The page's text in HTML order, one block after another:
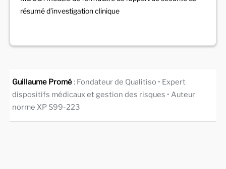
résumé d’investigation clinique
Guillaume Promé: Fondateur de Qualitiso • Expert
dispositifs médicaux et gestion des risques • Auteur
norme XP S99-223